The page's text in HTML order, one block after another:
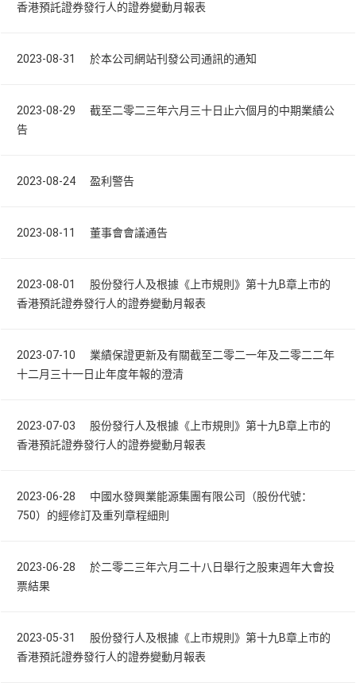
香港預託證券發行人的證券變動月報表
2023-08-31 於本公司網站刊發公司通訊的通知
2023-08-29 截至二零二三年六月三十日止六個月的中期業績公
告
2023-08-24 盈利警告
2023-08-11 董事會會議通告
2023-08-01 股份發行人及根據《上市規則》第十九B章上市的
香港預託證券發行人的證券變動月報表
2023-07-10 業績保證更新及有關截至二零二一年及二零二二年
十二月三十一日止年度年報的澄清
2023-07-03 股份發行人及根據《上市規則》第十九B章上市的
香港預託證券發行人的證券變動月報表
2023-06-28 中國水發興業能源集團有限公司（股份代號：
750）的經修訂及重列章程細則
2023-06-28 於二零二三年六月二十八日舉行之股東週年大會投
票結果
2023-05-31 股份發行人及根據《上市規則》第十九B章上市的
香港預託證券發行人的證券變動月報表